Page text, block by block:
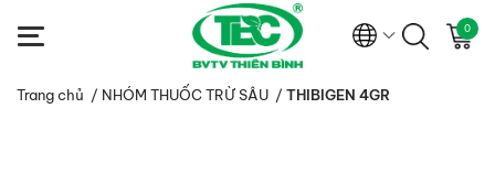
0
Trang chủ / NHÓM THUỐC TRỪ SÂU / THIBIGEN 4GR